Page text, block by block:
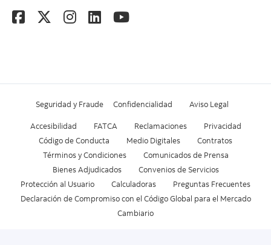
Seguridad y Fraude Confidencialidad Aviso Legal
Accesibilidad FATCA Reclamaciones
Privacidad
Código de Conducta
Medio Digitales
Contratos
Términos y Condiciones
Comunicados de Prensa
Bienes Adjudicados
Convenios de Servicios
Protección al Usuario
Calculadoras
Preguntas Frecuentes
Declaración de Compromiso con el Código Global para el Mercado
Cambiario